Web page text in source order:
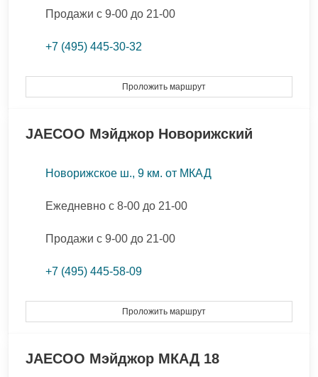
Продажи с 9-00 до 21-00
+7 (495) 445-30-32
Проложить маршрут
JAECOO Мэйджор Новорижский
Новорижское ш., 9 км. от МКАД
Ежедневно с 8-00 до 21-00
Продажи с 9-00 до 21-00
+7 (495) 445-58-09
Проложить маршрут
JAECOO Мэйджор МКАД 18